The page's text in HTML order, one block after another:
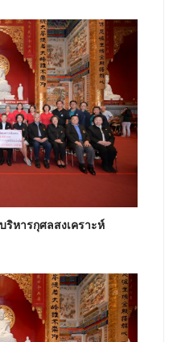
หารกุศลสงเคราะห์